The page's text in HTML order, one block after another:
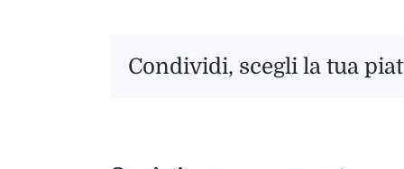
Condividi, scegli la tua